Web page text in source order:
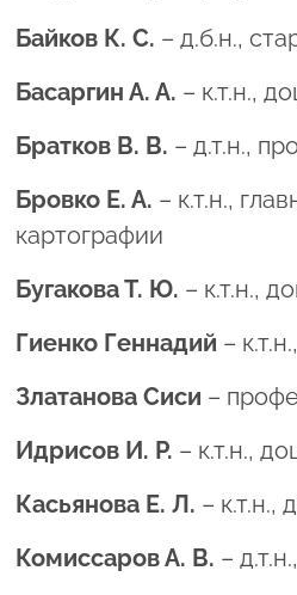
Байков К. С. – д.б.н.,
Басаргин А. А. – к.т.н.,
Братков В. В. – д.т.н.,
Бровко Е. А. – к.т.н.,
картографии
Бугакова Т. Ю. – к.т.н.,
Гиенко Геннадий –
Златанова Сиси –
Идрисов И. Р. – к.т.н.,
Касьянова Е. Л. – к.т.н.,
Комиссаров А. В. –